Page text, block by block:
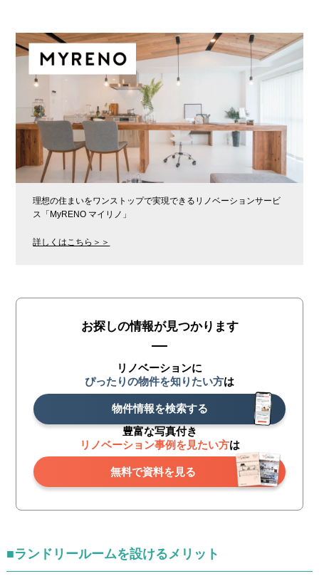
理想の住まいをワンストップで実現できるリノベーションサービ
ス「MyRENO マイリノ」
詳しくはこちら＞＞
お探しの情報が見つかります
リノベーションに
ぴったりの物件を知りたい方は
物件情報を検索する
豊富な写真付き
リノベーション事例を見たい方は
無料で資料を見る
■ランドリールームを設けるメリット